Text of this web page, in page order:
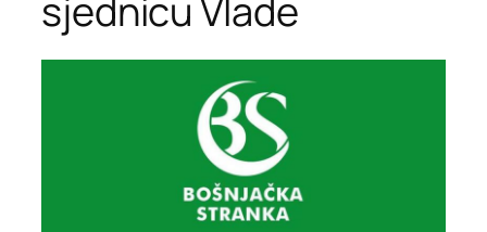
sjednicu Vlade